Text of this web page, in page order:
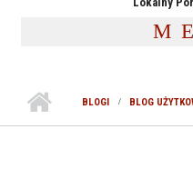
BLOGI BLOG